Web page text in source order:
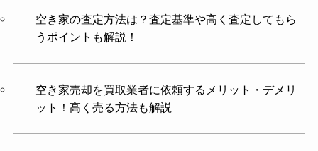
空き家の査定方法は？査定基準や高く査定してもら
うポイントも解説！
空き家売却を買取業者に依頼するメリット・デメリ
ット！高く売る方法も解説